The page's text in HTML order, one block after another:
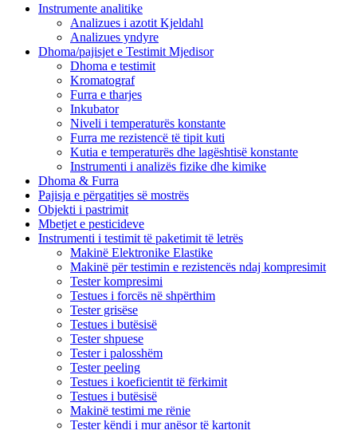
Instrumente analitike
Analizues i azotit Kjeldahl
Analizues yndyre
Dhoma/pajisjet e Testimit Mjedisor
Dhoma e testimit
Kromatograf
Furra e tharjes
Inkubator
Niveli i temperaturës konstante
Furra me rezistencë të tipit kuti
Kutia e temperaturës dhe lagështisë konstante
Instrumenti i analizës fizike dhe kimike
Dhoma & Furra
Pajisja e përgatitjes së mostrës
Objekti i pastrimit
Mbetjet e pesticideve
Instrumenti i testimit të paketimit të letrës
Makinë Elektronike Elastike
Makinë për testimin e rezistencës ndaj kompresimit
Tester kompresimi
Testues i forcës në shpërthim
Tester grisëse
Testues i butësisë
Tester shpuese
Tester i palosshëm
Tester peeling
Testues i koeficientit të fërkimit
Testues i butësisë
Makinë testimi me rënie
Tester këndi i mur anësor të kartonit